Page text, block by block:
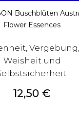
Buschblüten
Flower Essences
Vergebung,
Weisheit und
Preis
12,50 €